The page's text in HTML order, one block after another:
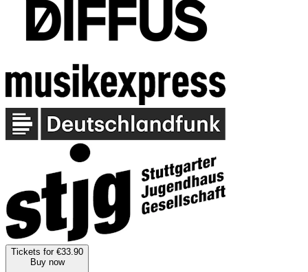
Tickets for €33.90
Buy now